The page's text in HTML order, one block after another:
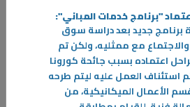
"برنامج خدمات المباني":
برنامج جديد بعد دراسة سوق
والاجتماع مع ممثليه، ولكن تم
اعتماده بسبب جائحة كورونا
استئناف العمل عليه ليتم طرحه
الأعمال الميكانيكية، من